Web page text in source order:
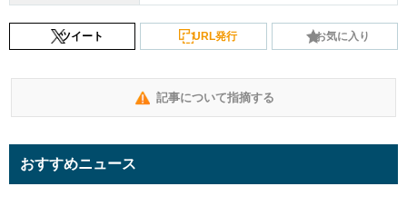
ツイート URL発行 お気に入り
記事について指摘する
おすすめニュース